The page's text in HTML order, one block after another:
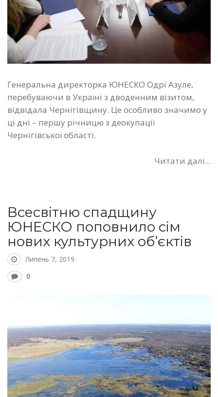
Генеральна директорка ЮНЕСКО Одрі Азуле,
перебуваючи в Україні з дводенним візитом,
відвідала Чернігівщину. Це особливо значимо у
ці дні – першу річницю з деокупації
Чернігівської області.
Читати далі...
Всесвітню спадщину
ЮНЕСКО поповнило сім
нових культурних об’єктів
Липень 7, 2019
0